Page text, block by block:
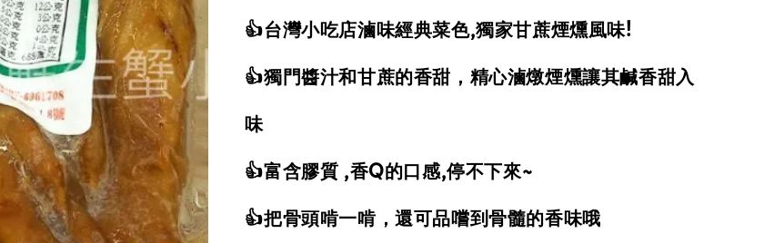
👍台灣小吃店滷味經典菜色,獨家甘蔗煙燻風味!
👍獨門醬汁和甘蔗的香甜，精心滷燉煙燻讓其鹹香甜入
味
👍富含膠質 ,香Q的口感,停不下來~
👍把骨頭啃一啃，還可品嚐到骨髓的香味哦